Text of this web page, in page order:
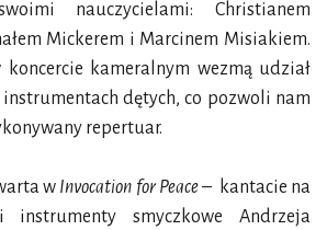
nauczycielami: Christianem
Mickerem i Marcinem Misiakiem.
koncercie kameralnym wezmą udział
dętych, co pozwoli nam
repertuar.
w Invocation for Peace– kantacie na
instrumenty smyczkowe Andrzeja